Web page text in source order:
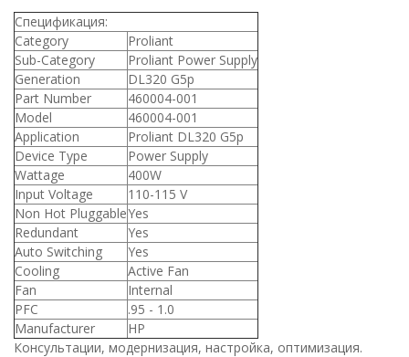
Спецификация:
Category
Proliant
Sub-Category
Proliant Power Supply
Generation
DL320 G5p
Part Number
460004-001
Model
460004-001
Application
Proliant DL320 G5p
Device Type
Power Supply
Wattage
400W
Input Voltage
110-115 V
Non Hot PluggableYes
Redundant
Yes
Auto Switching
Yes
Cooling
Active Fan
Fan
Internal
PFC
.95 - 1.0
Manufacturer
HP
Консультации, модернизация, настройка, оптимизация.